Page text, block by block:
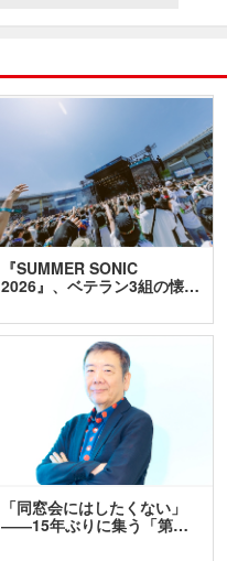
『SUMMER SONIC
2026』、ベテラン3組の懐…
「同窓会にはしたくない」
――15年ぶりに集う「第…